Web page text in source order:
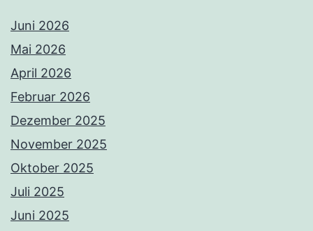
Juni 2026
Mai 2026
April 2026
Februar 2026
Dezember 2025
November 2025
Oktober 2025
Juli 2025
Juni 2025